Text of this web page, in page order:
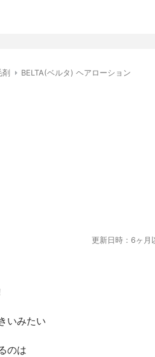
BELTA(ベルタ) ヘアローション
更新日時：6ヶ月
いみたい
のは